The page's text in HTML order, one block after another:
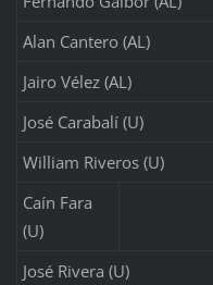
Alan Cantero (AL)
Jairo Vélez (AL)
José Carabalí (U)
William Riveros (U)
Caín Fara
(U)
José Rivera (U)